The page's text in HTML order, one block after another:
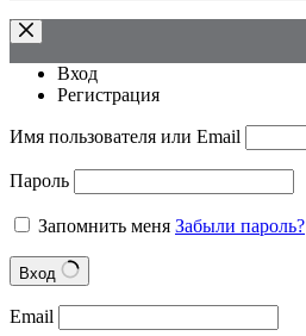
Вход
Регистрация
Имя пользователя или Email
Пароль
Запомнить меня Забыли пароль?
Вход
Email